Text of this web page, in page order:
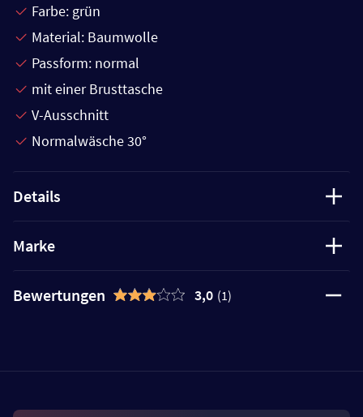
Farbe: grün
Material: Baumwolle
Passform: normal
mit einer Brusttasche
V-Ausschnitt
Normalwäsche 30°
Details
Marke
Bewertungen 3,0 (1)